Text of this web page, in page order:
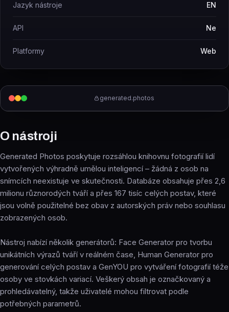
generated.photos
O nástroji
Generated Photos poskytuje rozsáhlou knihovnu fotografií lidí
vytvořených výhradně umělou inteligencí – žádná z osob na
snímcích neexistuje ve skutečnosti. Databáze obsahuje přes 2,6
milionu různorodých tváří a přes 167 tisíc celých postav, které
jsou volně použitelné bez obav z autorských práv nebo souhlasu
zobrazených osob.
Nástroj nabízí několik generátorů: Face Generator pro tvorbu
unikátních výrazů tváří v reálném čase, Human Generator pro
generování celých postav a GenYOU pro vytváření fotografií téže
osoby ve stovkách variací. Veškerý obsah je označkovaný a
prohledávatelný, takže uživatelé mohou filtrovat podle
potřebných parametrů.
Jazyk nástroje EN
API Ne
Platformy Web